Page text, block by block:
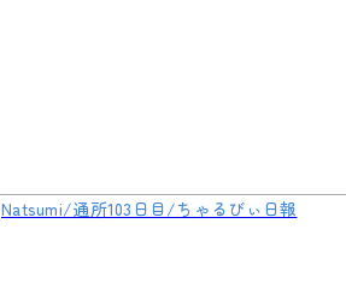
Natsumi/通所103日目/ちゃるびぃ日報